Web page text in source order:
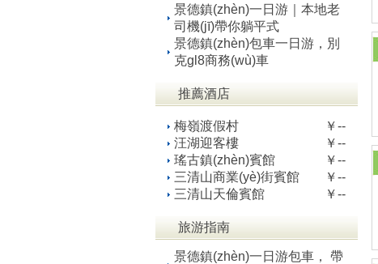
景德鎮(zhèn)一日游｜本地老
司機(jī)帶你躺平式
景德鎮(zhèn)包車一日游，別
克gl8商務(wù)車
推薦酒店
梅嶺渡假村
￥--
汪湖迎客樓
￥--
瑤古鎮(zhèn)賓館
￥--
三清山商業(yè)街賓館
￥--
三清山天倫賓館
￥--
旅游指南
景德鎮(zhèn)一日游包車， 帶